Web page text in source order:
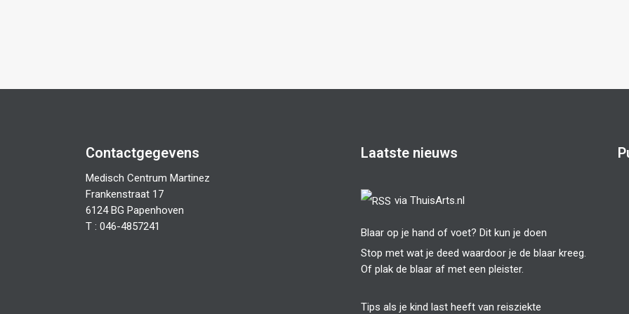
Contactgegevens
Medisch Centrum Martinez
Frankenstraat 17
6124 BG Papenhoven
T : 046-4857241
Laatste nieuws
via ThuisArts.nl
Blaar op je hand of voet? Dit kun je doen
Stop met wat je deed waardoor je de blaar kreeg.
Of plak de blaar af met een pleister.
Tips als je kind last heeft van reisziekte